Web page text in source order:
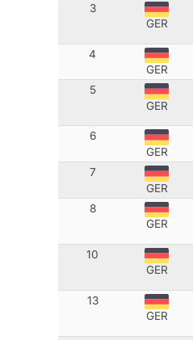
3
GER
4
GER
5
GER
6
GER
7
GER
8
GER
10
GER
13
GER